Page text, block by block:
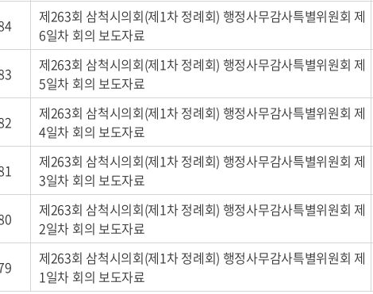
제263회 삼척시의회(제1차 정례회) 행정사무감사특별위원회 제
6일차 회의 보도자료
제263회 삼척시의회(제1차 정례회) 행정사무감사특별위원회 제
5일차 회의 보도자료
제263회 삼척시의회(제1차 정례회) 행정사무감사특별위원회 제
4일차 회의 보도자료
제263회 삼척시의회(제1차 정례회) 행정사무감사특별위원회 제
3일차 회의 보도자료
제263회 삼척시의회(제1차 정례회) 행정사무감사특별위원회 제
2일차 회의 보도자료
제263회 삼척시의회(제1차 정례회) 행정사무감사특별위원회 제
1일차 회의 보도자료